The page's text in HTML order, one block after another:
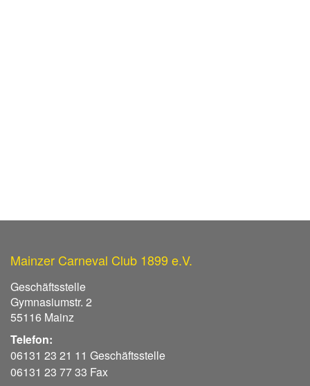
Mainzer Carneval Club 1899 e.V.
Geschäftsstelle
Gymnasiumstr. 2
55116 Mainz
Telefon:
06131 23 21 11 Geschäftsstelle
06131 23 77 33 Fax